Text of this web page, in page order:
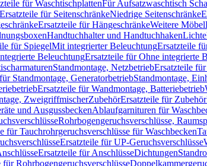
für WaschtischplattenFür Aufsatzwaschtisch
Ersatzteile für SeitenschränkeNiedrige Seitenschränke
Ersatzteile für HängeschränkeWeitere Möbel
Handtuchhalter und Handtuchhaken
für SpiegelMit integrierter BeleuchtungErsatzteile
BeleuchtungErsatzteile für Ohne integrierte
Standmontage, NetzbetriebErsatzteile
Standmontage, GeneratorbetriebStandmontage,
Ersatzteile für Wandmontage, Batteriebetrieb
ZweigriffmischerZubehörErsatzteile für Zubehör
und AusgussbeckenAblaufgarnituren für
Rohrbogengeruchsverschlüsse,
für Tauchrohrgeruchsverschlüsse für Waschbecken
Ersatzteile für UP-Geruchsverschlüsse
Ersatzteile für AnschlüsseDichtungen
für Rohrbogengeruchsverschlüsse